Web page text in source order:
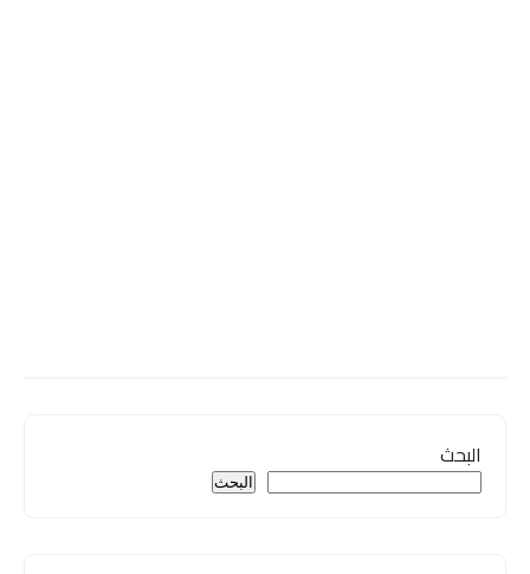
البحث
البحث